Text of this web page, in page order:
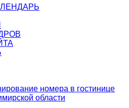
номера в гостинице
области